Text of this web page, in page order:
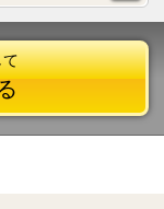
て